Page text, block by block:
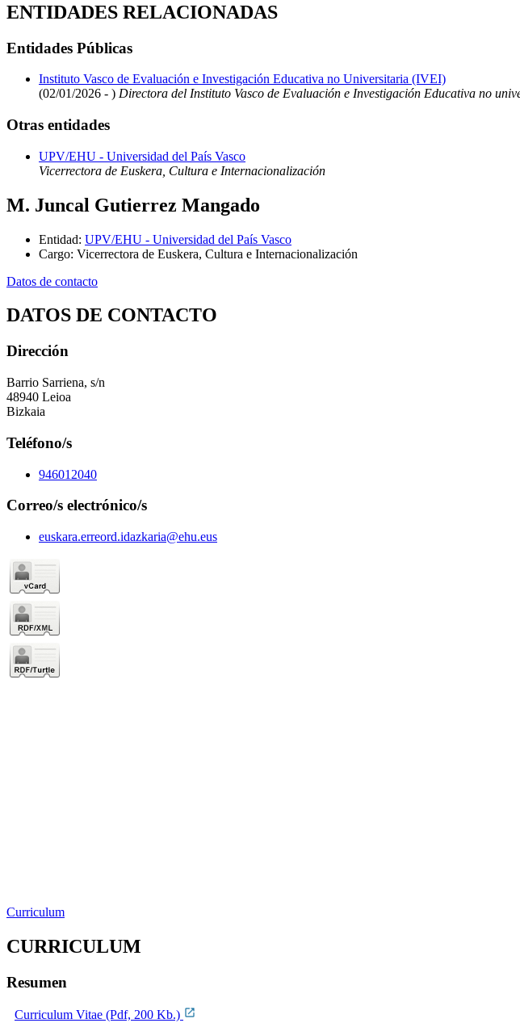
ENTIDADES RELACIONADAS
Entidades Públicas
Instituto Vasco de Evaluación e Investigación Educativa no Universitaria (IVEI)
(02/01/2026 - ) Directora del Instituto Vasco de Evaluación e Investigación Educativa no
Otras entidades
UPV/EHU - Universidad del País Vasco
Vicerrectora de Euskera, Cultura e Internacionalización
M. Juncal Gutierrez Mangado
Entidad: UPV/EHU - Universidad del País Vasco
Cargo: Vicerrectora de Euskera, Cultura e Internacionalización
Datos de contacto
DATOS DE CONTACTO
Dirección
Barrio Sarriena, s/n
48940 Leioa
Bizkaia
Teléfono/s
946012040
Correo/s electrónico/s
euskara.erreord.idazkaria@ehu.eus
Curriculum
CURRICULUM
Resumen
Curriculum Vitae (Pdf, 200 Kb.)